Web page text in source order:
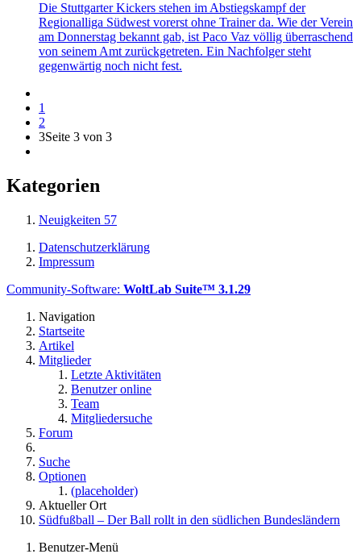
Die Stuttgarter Kickers stehen im Abstiegskampf der
Regionalliga Südwest vorerst ohne Trainer da. Wie der Verein
am Donnerstag bekannt gab, ist Paco Vaz völlig überraschend
von seinem Amt zurückgetreten. Ein Nachfolger steht
gegenwärtig noch nicht fest.
1
2
3Seite 3 von 3
Kategorien
Neuigkeiten 57
Datenschutzerklärung
Impressum
Community-Software: WoltLab Suite™ 3.1.29
Navigation
Startseite
Artikel
Mitglieder
Letzte Aktivitäten
Benutzer online
Team
Mitgliedersuche
Forum
Suche
Optionen
(placeholder)
Aktueller Ort
Südfußball – Der Ball rollt in den südlichen Bundesländern
Benutzer-Menü